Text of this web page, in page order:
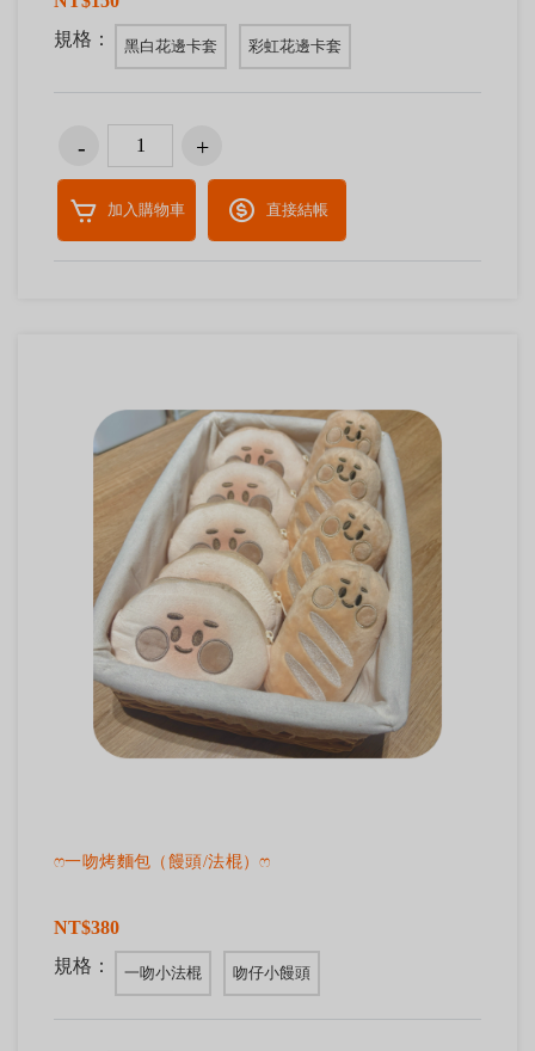
規格：
黑白花邊卡套 彩虹花邊卡套
加入購物車 直接結帳
ෆ一吻烤麵包（饅頭/法棍）ෆ
NT$380
規格：
一吻小法棍 吻仔小饅頭